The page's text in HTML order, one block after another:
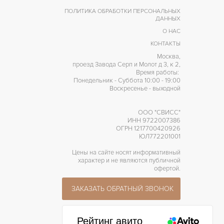
ПОЛИТИКА ОБРАБОТКИ ПЕРСОНАЛЬНЫХ
ДАННЫХ
О НАС
КОНТАКТЫ
Москва,
проезд Завода Серп и Молот д 3, к 2,
Время работы:
Понедельник - Суббота 10:00 - 19:00
Воскресенье - выходной
ООО "СВИСС"
ИНН 9722007386
ОГРН 1217700420926
ЮЛ772201001
Цены на сайте носят информативный
характер и не являются публичной
офертой.
ЗАКАЗАТЬ ОБРАТНЫЙ ЗВОНОК
Рейтинг авито